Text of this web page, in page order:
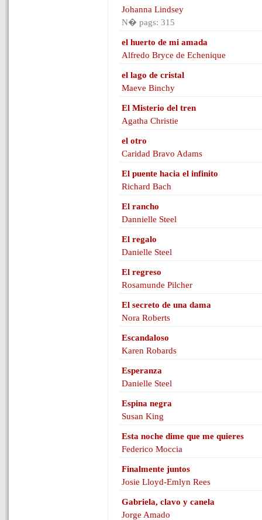
Johanna Lindsey
N� pags: 315
el huerto de mi amada
Alfredo Bryce de Echenique
el lago de cristal
Maeve Binchy
El Misterio del tren
Agatha Christie
el otro
Caridad Bravo Adams
El puente hacia el infinito
Richard Bach
El rancho
Dannielle Steel
El regalo
Danielle Steel
El regreso
Rosamunde Pilcher
El secreto de una dama
Nora Roberts
Escandaloso
Karen Robards
Esperanza
Danielle Steel
Espina negra
Susan King
Esta noche dime que me quieres
Federico Moccia
Finalmente juntos
Josie Lloyd-Emlyn Rees
Gabriela, clavo y canela
Jorge Amado